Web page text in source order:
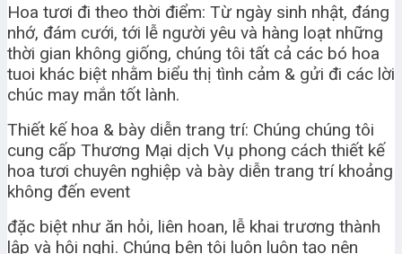
Hoa tươi đi theo thời điểm: Từ ngày sinh nhật, đáng
nhớ, đám cưới, tới lễ người yêu và hàng loạt những
thời gian không giống, chúng tôi tất cả các bó hoa
tuoi khác biệt nhằm biểu thị tình cảm & gửi đi các lời
chúc may mắn tốt lành.
Thiết kế hoa & bày diễn trang trí: Chúng chúng tôi
cung cấp Thương Mại dịch Vụ phong cách thiết kế
hoa tươi chuyên nghiệp và bày diễn trang trí khoảng
không đến event
đặc biệt như ăn hỏi, liên hoan, lễ khai trương thành
lập và hội nghị. Chúng bên tôi luôn luôn tạo nên